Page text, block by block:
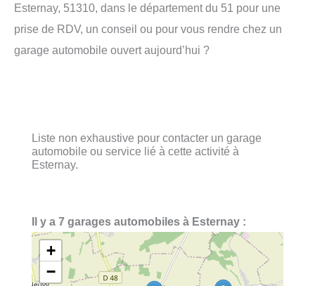
Esternay, 51310, dans le département du 51 pour une
prise de RDV, un conseil ou pour vous rendre chez un
garage automobile ouvert aujourd’hui ?
Liste non exhaustive pour contacter un garage
automobile ou service lié à cette activité à
Esternay.
Il y a 7 garages automobiles à Esternay :
+
−